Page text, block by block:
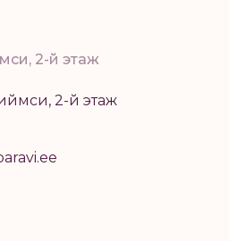
2-й этаж
2-й этаж